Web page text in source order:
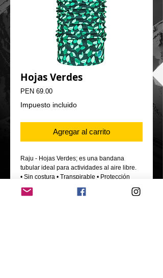
Hojas Verdes
PEN 69.00Precio
Impuesto incluido
Agregar al carrito
Raju - Hojas Verdes; es una bandana
tubular ideal para actividades al aire libre.
• Sin costura • Transpirable • Protección
contra el frío, sol y viento.
- Material: Fibra técnica Poliéster